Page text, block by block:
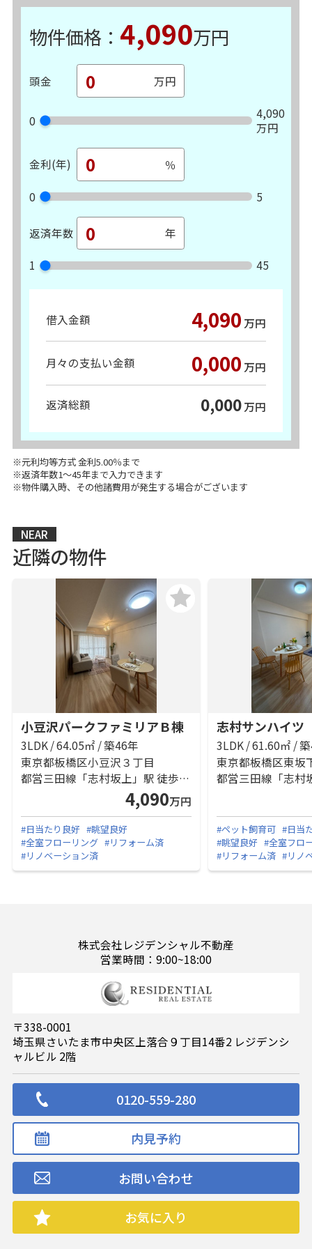
物件価格： 4,090万円
頭金
0
4,090
万円
金利(年)
0 5
返済年数
1 45
借入金額 4,090 万円
月々の支払い金額 0,000 万円
返済総額 0,000万円
※元利均等方式 金利5.00％まで
※返済年数1～45年まで入力できます
※物件購入時、その他諸費用が発生する場合がございます
NEAR
近隣の物件
小豆沢パークファミリアＢ棟
3LDK / 64.05㎡ / 築46年
東京都板橋区小豆沢３丁目
都営三田線「志村坂上」駅 徒歩12分
4,090万円
#日当たり良好 #眺望良好
#全室フローリング #リフォーム済
#リノベーション済
志村サンハイツ
3LDK / 61.60㎡ /
東京都板橋区東坂
#ペット飼育可 #日当
#眺望良好 #全室フロ
#リフォーム済 #リノ
株式会社レジデンシャル不動産
営業時間：9:00~18:00
〒338-0001
埼玉県さいたま市中央区上落合９丁目14番2 レジデンシ
ャルビル 2階
0120-559-280
内見予約
お問い合わせ
お気に入り